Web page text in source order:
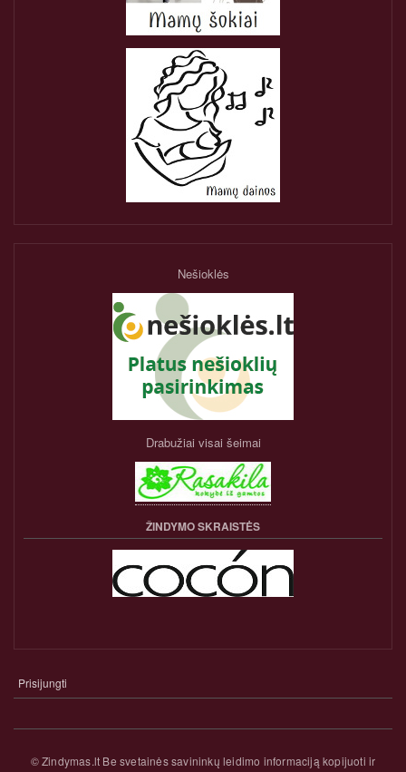
Nešioklės
Drabužiai visai šeimai
ŽINDYMO SKRAISTĖS
NARIO
MENIU
Prisijungti
© Zindymas.lt Be svetainės savininkų leidimo informaciją kopijuoti ir